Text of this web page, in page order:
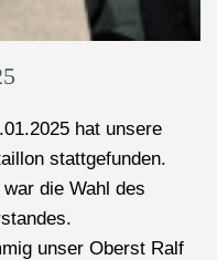
hat unsere
stattgefunden.
die Wahl des
unser Oberst Ralf